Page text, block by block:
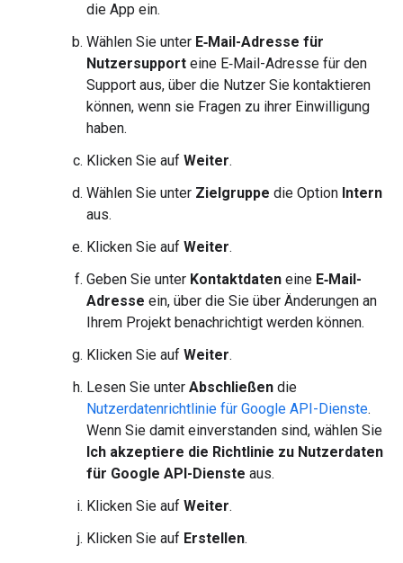
die App ein.
Wählen Sie unter E‑Mail-Adresse für
Nutzersupport eine E‑Mail-Adresse für den
Support aus, über die Nutzer Sie kontaktieren
können, wenn sie Fragen zu ihrer Einwilligung
haben.
Klicken Sie auf Weiter.
Wählen Sie unter Zielgruppe die Option Intern
aus.
Klicken Sie auf Weiter.
Geben Sie unter Kontaktdaten eine E‑Mail-
Adresse ein, über die Sie über Änderungen an
Ihrem Projekt benachrichtigt werden können.
Klicken Sie auf Weiter.
Lesen Sie unter Abschließen die
Nutzerdatenrichtlinie für Google API-Dienste.
Wenn Sie damit einverstanden sind, wählen Sie
Ich akzeptiere die Richtlinie zu Nutzerdaten
für Google API-Dienste aus.
Klicken Sie auf Weiter.
Klicken Sie auf Erstellen.